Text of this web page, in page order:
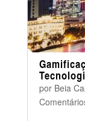
por Beia